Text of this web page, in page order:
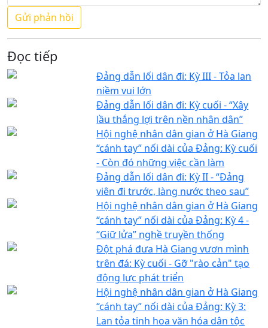
Đọc tiếp
Đảng dẫn lối dân đi: Kỳ III - Tỏa lan
niềm vui lớn
Đảng dẫn lối dân đi: Kỳ cuối - “Xây
lầu thắng lợi trên nền nhân dân”
Hội nghệ nhân dân gian ở Hà Giang
“cánh tay” nối dài của Đảng: Kỳ cuối
- Còn đó những việc cần làm
Đảng dẫn lối dân đi: Kỳ II - “Đảng
viên đi trước, làng nước theo sau”
Hội nghệ nhân dân gian ở Hà Giang
“cánh tay” nối dài của Đảng: Kỳ 4 -
“Giữ lửa” nghề truyền thống
Đột phá đưa Hà Giang vươn mình
trên đá: Kỳ cuối - Gỡ "rào cản" tạo
động lực phát triển
Hội nghệ nhân dân gian ở Hà Giang
“cánh tay” nối dài của Đảng: Kỳ 3:
Lan tỏa tinh hoa văn hóa dân tộc